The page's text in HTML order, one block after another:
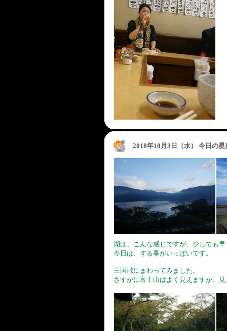
2018年10月3日（水） 今日の
湖は、こんな感じですが、少しでも
今日は、する事がいっぱいです。
三国峠にまわってみました。
さすがに富士山はよく見えますが、